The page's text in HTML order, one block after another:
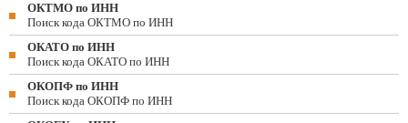
ОКТМО по ИНН
Поиск кода ОКТМО по ИНН
ОКАТО по ИНН
Поиск кода ОКАТО по ИНН
ОКОПФ по ИНН
Поиск кода ОКОПФ по ИНН